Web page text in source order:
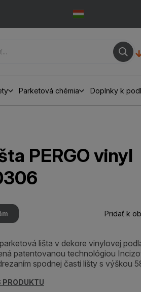
Parketová chémia Doplnky k
PERGO vinyl
Pridať k
lišta v dekore vinylovej
patentovanou technológiou
spodnej časti lišty s výškou
PRODUKTU